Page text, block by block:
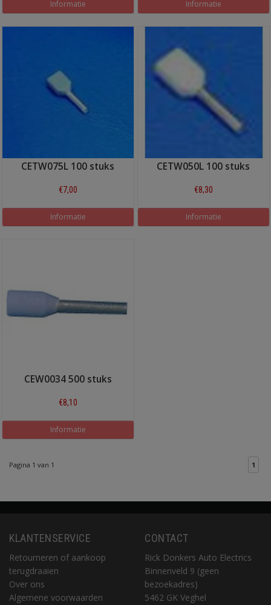
Informatie Informatie
CETW075L 100 stuks
€7,00
Informatie
CETW050L 100 stuks
€8,30
Informatie
CEW0034 500 stuks
€8,10
Informatie
Pagina 1 van 1 1
KLANTENSERVICE
Retourneren of aankoop
terugdraaien
Over ons
Algemene voorwaarden
CONTACT
Rick Donkers Auto Electrics
Binnenveld 9 (geen
bezoekadres)
5462 GK Veghel